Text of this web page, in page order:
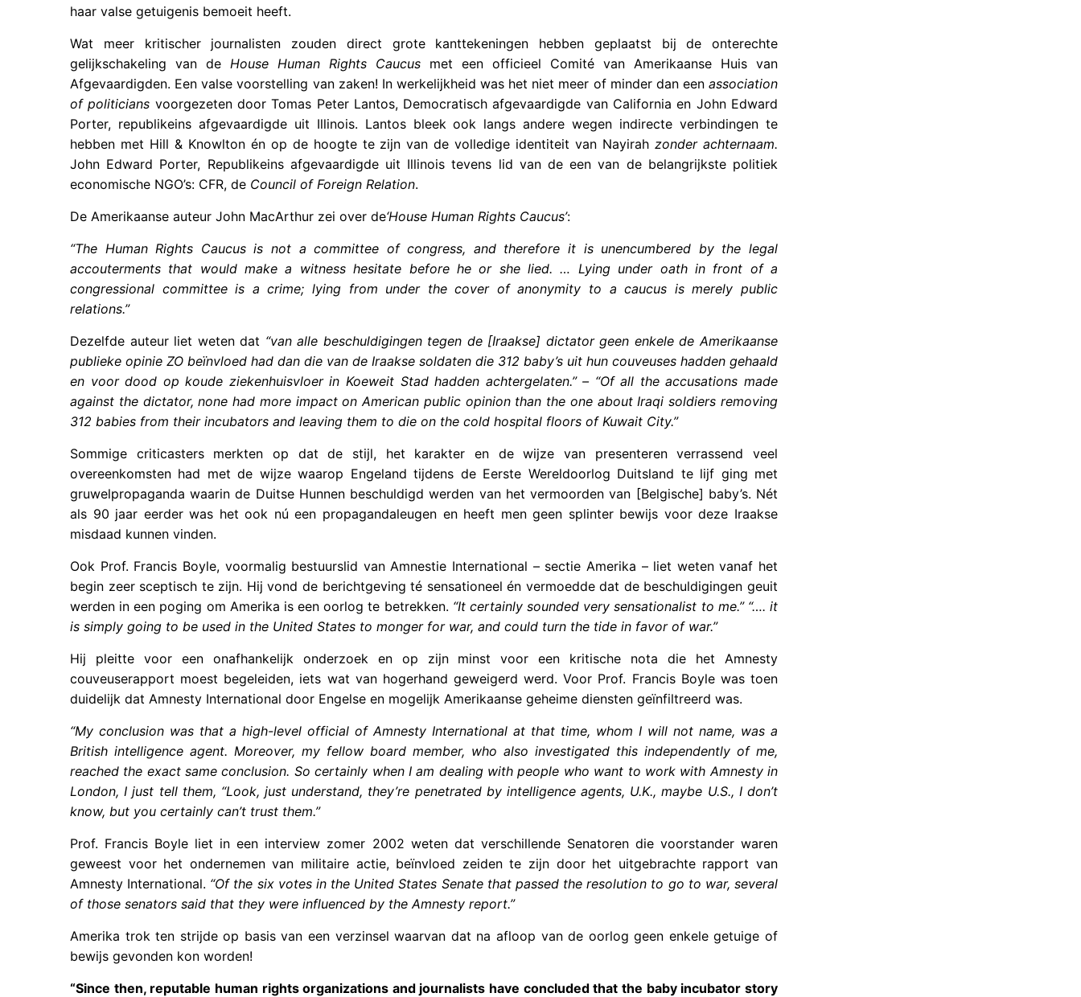
haar valse getuigenis bemoeit heeft.
Wat meer kritischer journalisten zouden direct grote kanttekeningen hebben geplaatst bij de onterechte
gelijkschakeling van de House Human Rights Caucus met een officieel Comité van Amerikaanse Huis van
Afgevaardigden. Een valse voorstelling van zaken! In werkelijkheid was het niet meer of minder dan een association
of politicians voorgezeten door Tomas Peter Lantos, Democratisch afgevaardigde van California en John Edward
Porter, republikeins afgevaardigde uit Illinois. Lantos bleek ook langs andere wegen indirecte verbindingen te
hebben met Hill & Knowlton én op de hoogte te zijn van de volledige identiteit van Nayirahzonder achternaam.
John Edward Porter, Republikeins afgevaardigde uit Illinois tevens lid van de een van de belangrijkste politiek
economische NGO’s: CFR, de Council of Foreign Relation.
De Amerikaanse auteur John MacArthur zei over de‘House Human Rights Caucus’:
“The Human Rights Caucus is not a committee of congress, and therefore it is unencumbered by the legal
accouterments that would make a witness hesitate before he or she lied. … Lying under oath in front of a
congressional committee is a crime; lying from under the cover of anonymity to a caucus is merely public
relations.”
Dezelfde auteur liet weten dat “van alle beschuldigingen tegen de [Iraakse] dictator geen enkele de Amerikaanse
publieke opinie ZO beïnvloed had dan die van de Iraakse soldaten die 312 baby’s uit hun couveuses hadden gehaald
en voor dood op koude ziekenhuisvloer in Koeweit Stad hadden achtergelaten.” – “Of all the accusations made
against the dictator, none had more impact on American public opinion than the one about Iraqi soldiers removing
312 babies from their incubators and leaving them to die on the cold hospital floors of Kuwait City.”
Sommige criticasters merkten op dat de stijl, het karakter en de wijze van presenteren verrassend veel
overeenkomsten had met de wijze waarop Engeland tijdens de Eerste Wereldoorlog Duitsland te lijf ging met
gruwelpropaganda waarin de Duitse Hunnen beschuldigd werden van het vermoorden van [Belgische] baby’s. Nét
als 90 jaar eerder was het ook nú een propagandaleugen en heeft men geen splinter bewijs voor deze Iraakse
misdaad kunnen vinden.
Ook Prof. Francis Boyle, voormalig bestuurslid van Amnestie International – sectie Amerika – liet weten vanaf het
begin zeer sceptisch te zijn. Hij vond de berichtgeving té sensationeel én vermoedde dat de beschuldigingen geuit
werden in een poging om Amerika is een oorlog te betrekken. “It certainly sounded very sensationalist to me.” “…. it
is simply going to be used in the United States to monger for war, and could turn the tide in favor of war.”
Hij pleitte voor een onafhankelijk onderzoek en op zijn minst voor een kritische nota die het Amnesty
couveuserapport moest begeleiden, iets wat van hogerhand geweigerd werd. Voor Prof. Francis Boyle was toen
duidelijk dat Amnesty International door Engelse en mogelijk Amerikaanse geheime diensten geïnfiltreerd was.
“My conclusion was that a high-level official of Amnesty International at that time, whom I will not name, was a
British intelligence agent. Moreover, my fellow board member, who also investigated this independently of me,
reached the exact same conclusion. So certainly when I am dealing with people who want to work with Amnesty in
London, I just tell them, “Look, just understand, they’re penetrated by intelligence agents, U.K., maybe U.S., I don’t
know, but you certainly can’t trust them.”
Prof. Francis Boyle liet in een interview zomer 2002 weten dat verschillende Senatoren die voorstander waren
geweest voor het ondernemen van militaire actie, beïnvloed zeiden te zijn door het uitgebrachte rapport van
Amnesty International. “Of the six votes in the United States Senate that passed the resolution to go to war, several
of those senators said that they were influenced by the Amnesty report.”
Amerika trok ten strijde op basis van een verzinsel waarvan dat na afloop van de oorlog geen enkele getuige of
bewijs gevonden kon worden!
“Since then, reputable human rights organizations and journalists have concluded that the baby incubator story